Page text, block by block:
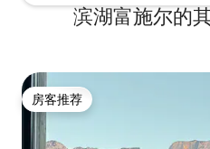
滨湖富施尔的
房客推荐
房客推荐